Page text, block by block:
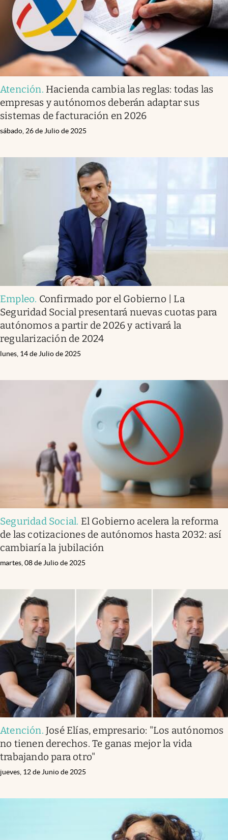
Atención. Hacienda cambia las reglas: todas las
empresas y autónomos deberán adaptar sus
sistemas de facturación en 2026
sábado, 26 de Julio de 2025
Empleo. Confirmado por el Gobierno | La
Seguridad Social presentará nuevas cuotas para
autónomos a partir de 2026 y activará la
regularización de 2024
lunes, 14 de Julio de 2025
Seguridad Social. El Gobierno acelera la reforma
de las cotizaciones de autónomos hasta 2032: así
cambiaría la jubilación
martes, 08 de Julio de 2025
Atención.José Elías, empresario: "Los autónomos
no tienen derechos. Te ganas mejor la vida
trabajando para otro"
jueves, 12 de Junio de 2025